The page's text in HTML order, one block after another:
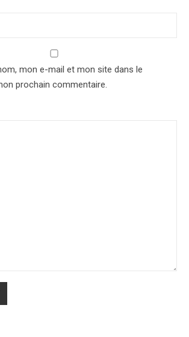
mon e-mail et mon site dans le
prochain commentaire.